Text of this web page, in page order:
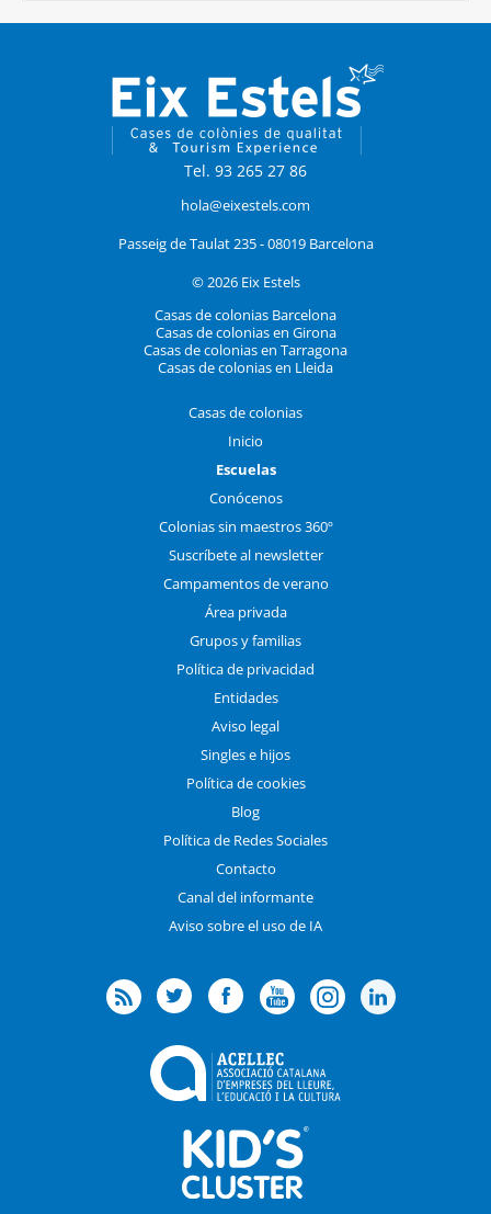
Tel. 93 265 27 86
hola@eixestels.com
Passeig de Taulat 235 - 08019 Barcelona
© 2026 Eix Estels
Casas de colonias Barcelona
Casas de colonias en Girona
Casas de colonias en Tarragona
Casas de colonias en Lleida
Casas de colonias
Inicio
Escuelas
Conócenos
Colonias sin maestros 360º
Suscríbete al newsletter
Campamentos de verano
Área privada
Grupos y familias
Política de privacidad
Entidades
Aviso legal
Singles e hijos
Política de cookies
Blog
Política de Redes Sociales
Contacto
Canal del informante
Aviso sobre el uso de IA